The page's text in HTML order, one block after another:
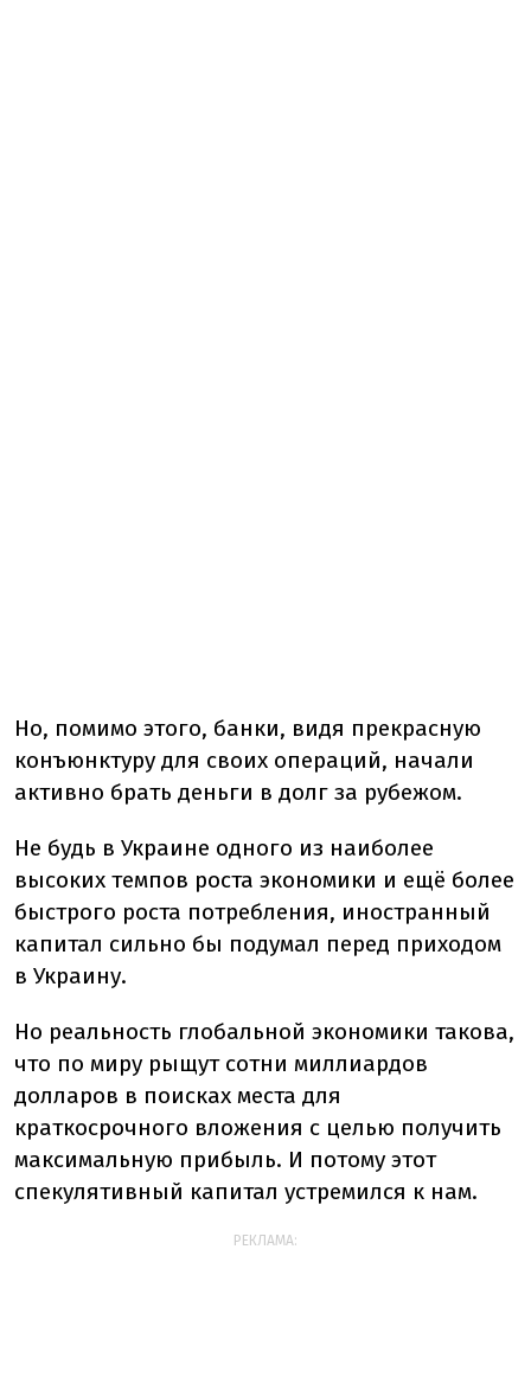
Но, помимо этого, банки, видя прекрасную
конъюнктуру для своих операций, начали
активно брать деньги в долг за рубежом.
Не будь в Украине одного из наиболее
высоких темпов роста экономики и ещё более
быстрого роста потребления, иностранный
капитал сильно бы подумал перед приходом
в Украину.
Но реальность глобальной экономики такова,
что по миру рыщут сотни миллиардов
долларов в поисках места для
краткосрочного вложения с целью получить
максимальную прибыль. И потому этот
спекулятивный капитал устремился к нам.
РЕКЛАМА: